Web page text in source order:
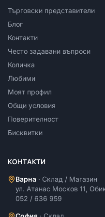
Търговски представители
Блог
Контакти
Често задавани въпроси
Количка
Любими
Моят профил
Общи условия
Поверителност
Бисквитки
КОНТАКТИ
Варна · Склад / Магазин
ул. Атанас Москов 11,
052 / 636 959